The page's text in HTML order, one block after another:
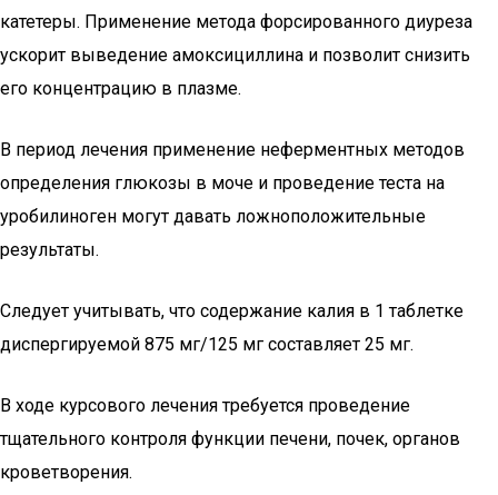
катетеры. Применение метода форсированного диуреза
ускорит выведение амоксициллина и позволит снизить
его концентрацию в плазме.
В период лечения применение неферментных методов
определения глюкозы в моче и проведение теста на
уробилиноген могут давать ложноположительные
результаты.
Следует учитывать, что содержание калия в 1 таблетке
диспергируемой 875 мг/125 мг составляет 25 мг.
В ходе курсового лечения требуется проведение
тщательного контроля функции печени, почек, органов
кроветворения.